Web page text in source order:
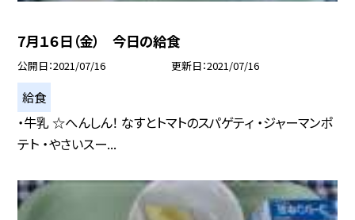
7月１６日（金） 今日の給食
公開日 2021/07/16 更新日 2021/07/16
給食
・牛乳 ☆へんしん！ なすとトマトのスパゲティ ・ジャーマンポ
テト ・やさいスー...